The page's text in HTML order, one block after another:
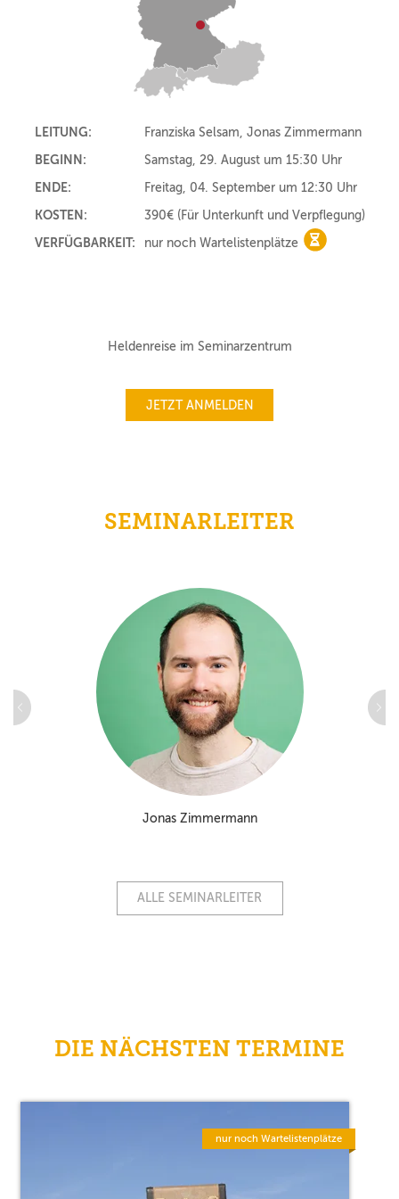
LEITUNG:
Franziska Selsam, Jonas Zimmermann
BEGINN:
Samstag, 29. August um 15:30 Uhr
ENDE:
Freitag, 04. September um 12:30 Uhr
KOSTEN:
390€ (Für Unterkunft und Verpflegung)
VERFÜGBARKEIT:
nur noch Wartelistenplätze nur noch
Heldenreise im Seminarzentrum
JETZT ANMELDEN
SEMINARLEITER
Jonas Zimmermann
ALLE SEMINARLEITER
DIE NÄCHSTEN TERMINE
nur noch Wartelistenplätze